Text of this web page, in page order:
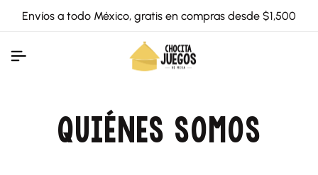
Envíos a todo México, gratis en compras desde $1,500
QUIÉNES SOMOS